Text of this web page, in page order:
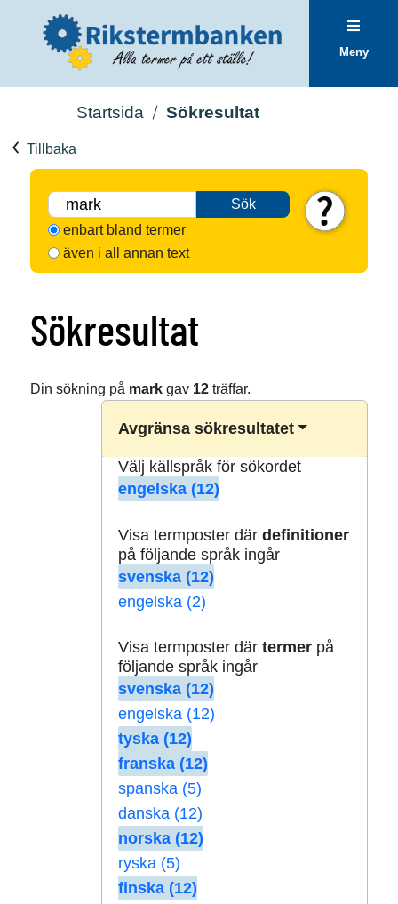
Meny
Startsida Sökresultat
Tillbaka
Sök
enbart bland termer
även i all annan text
Sökresultat
Din sökning på markgav 12träffar.
Avgränsa sökresultatet
Välj källspråk för sökordet
engelska (12)
Visa termposter där definitioner
på följande språk ingår
svenska (12)
engelska (2)
Visa termposter där termerpå
följande språk ingår
svenska (12)
engelska (12)
tyska (12)
franska (12)
spanska (5)
danska (12)
norska (12)
ryska (5)
finska (12)